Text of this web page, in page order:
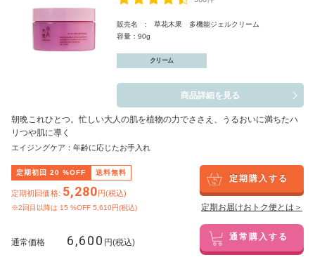
販売名 : 草花木果 多機能ジェルクリーム
容量：90g
クリーム
商品詳細を見る
朝晩これひとつ。忙しい大人の肌を植物の力でささえ、うるおいに満ちたハ
リつや肌に導く
エイジングケア：年齢に応じたお手入れ
定期初回 20 %OFF 送料無料
定期初回価格: 5,280円(税込)
※2回目以降は 15 %OFF 5,610円(税込)
定期購入する
定期お届けおトク便とは＞
通常価格 6,600 円(税込) 通常購入する